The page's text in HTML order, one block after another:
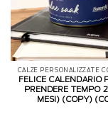
FELICE CALENDARIO
PRENDERE TEMPO
MESI) (COPY)